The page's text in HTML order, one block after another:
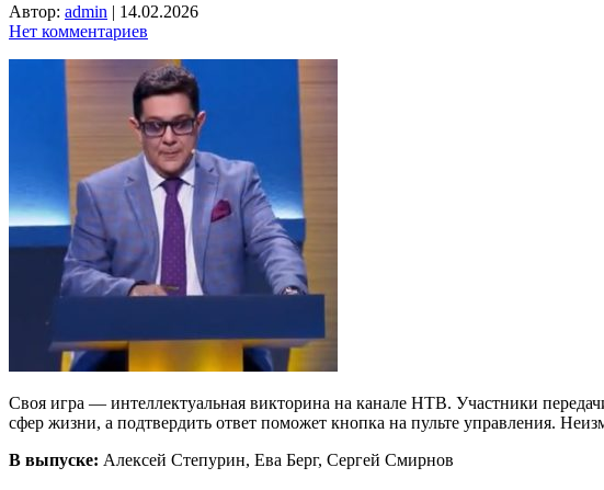
Автор: admin | 14.02.2026
Нет комментариев
Своя игра — интеллектуальная викторина на канале НТВ. Участники
сфер жизни, а подтвердить ответ поможет кнопка на пульте управления.
В выпуске: Алексей Степурин, Ева Берг, Сергей Смирнов